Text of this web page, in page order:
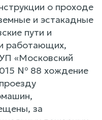
о проходе
и эстакадные
пути и
работающих,
«Московский
№ 88 хождение
за